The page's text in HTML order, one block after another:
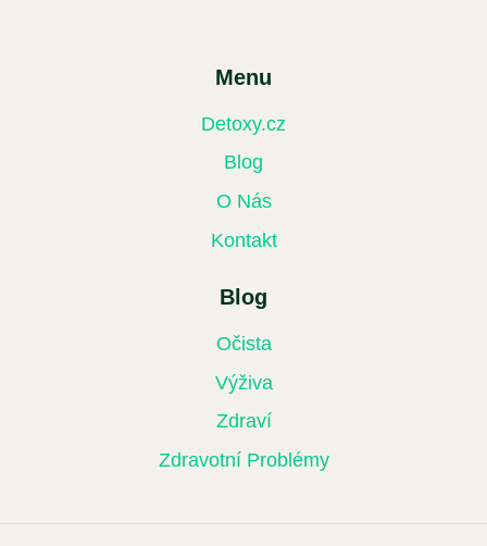
Menu
Detoxy.cz
Blog
O Nás
Kontakt
Blog
Očista
Výživa
Zdraví
Zdravotní Problémy